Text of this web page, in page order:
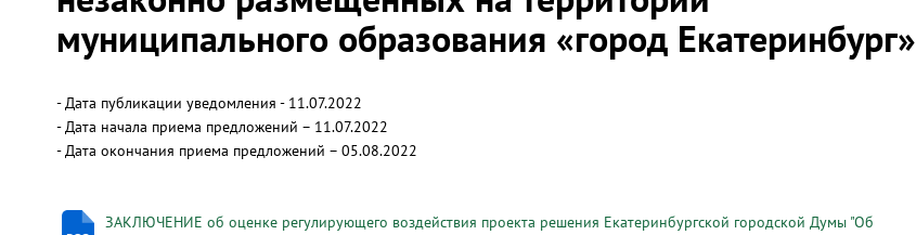
муниципального образования «город Екатеринбург»
- Дата публикации уведомления - 11.07.2022
- Дата начала приема предложений – 11.07.2022
- Дата окончания приема предложений – 05.08.2022
ЗАКЛЮЧЕНИЕ об оценке регулирующего воздействия проекта решения Екатеринбургской городской Думы "Об